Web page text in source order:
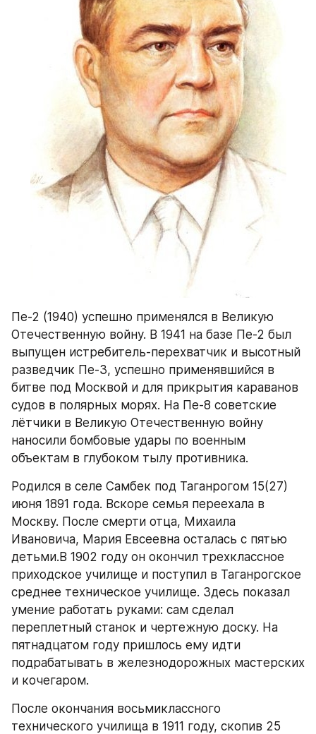
Пе-2 (1940) успешно применялся в Великую
Отечественную войну. В 1941 на базе Пе-2 был
выпущен истребитель-перехватчик и высотный
разведчик Пе-3, успешно применявшийся в
битве под Москвой и для прикрытия караванов
судов в полярных морях. На Пе-8 советские
лётчики в Великую Отечественную войну
наносили бомбовые удары по военным
объектам в глубоком тылу противника.
Родился в селе Самбек под Таганрогом 15(27)
июня 1891 года. Вскоре семья переехала в
Москву. После смерти отца, Михаила
Ивановича, Мария Евсеевна осталась с пятью
детьми.В 1902 году он окончил трехклассное
приходское училище и поступил в Таганрогское
среднее техническое училище. Здесь показал
умение работать руками: сам сделал
переплетный станок и чертежную доску. На
пятнадцатом году пришлось ему идти
подрабатывать в железнодорожных мастерских
и кочегаром.
После окончания восьмиклассного
технического училища в 1911 году, скопив 25